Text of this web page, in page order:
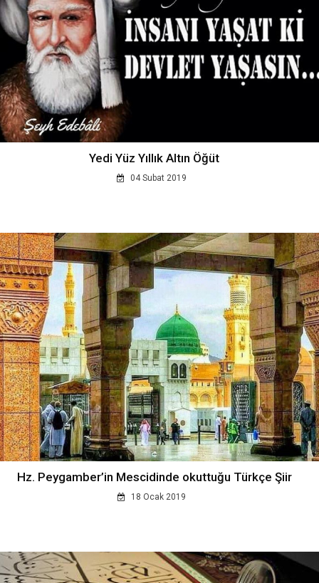
Yedi Yüz Yıllık Altın Öğüt
04 Subat 2019
Hz. Peygamber’in Mescidinde okuttuğu Türkçe Şiir
18 Ocak 2019